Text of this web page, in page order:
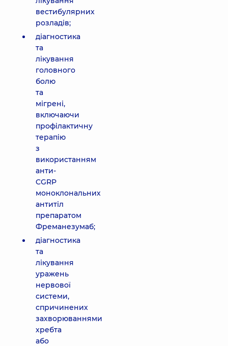
вестибулярних
розладів;
діагностика
та
лікування
головного
болю
та
мігрені,
включаючи
профілактичну
терапію
з
використанням
анти-
CGRP
моноклональних
антитіл
препаратом
Фреманезумаб;
діагностика
та
лікування
уражень
нервової
системи,
спричинених
захворюваннями
хребта
або